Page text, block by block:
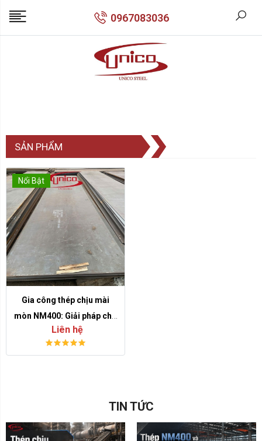
0967083036
SẢN PHẨM
Nổi Bật
Gia công thép chịu mài
mòn NM400: Giải pháp cho
tấm lót, máng liệu và chi
tiết chống mòn
Liên hệ
TIN TỨC